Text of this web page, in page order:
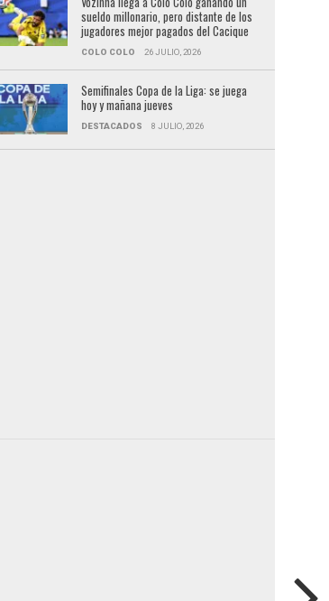
sueldo millonario, pero distante de los
jugadores mejor pagados del Cacique
COLO COLO 26 JULIO, 2026
Semifinales Copa de la Liga: se juega
hoy y mañana jueves
DESTACADOS 8 JULIO, 2026